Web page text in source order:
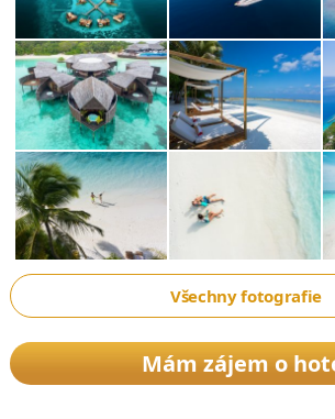
Všechny fotografie
Mám zájem o